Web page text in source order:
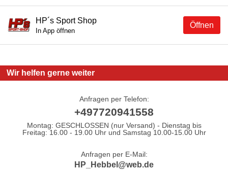
Öffnen
HP´s Sport Shop
In App öffnen
Wir helfen gerne weiter
Anfragen per Telefon:
+497720941558
Montag: GESCHLOSSEN (nur Versand) - Dienstag bis
Freitag: 16.00 - 19.00 Uhr und Samstag 10.00-15.00 Uhr
Anfragen per E-Mail:
HP_Hebbel@web.de